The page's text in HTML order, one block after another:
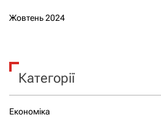
Жовтень 2024
Категорії
Економіка